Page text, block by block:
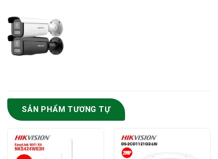
SẢN PHẨM TƯƠNG TỰ